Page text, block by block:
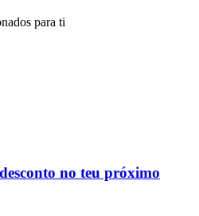
para ti
no teu próximo